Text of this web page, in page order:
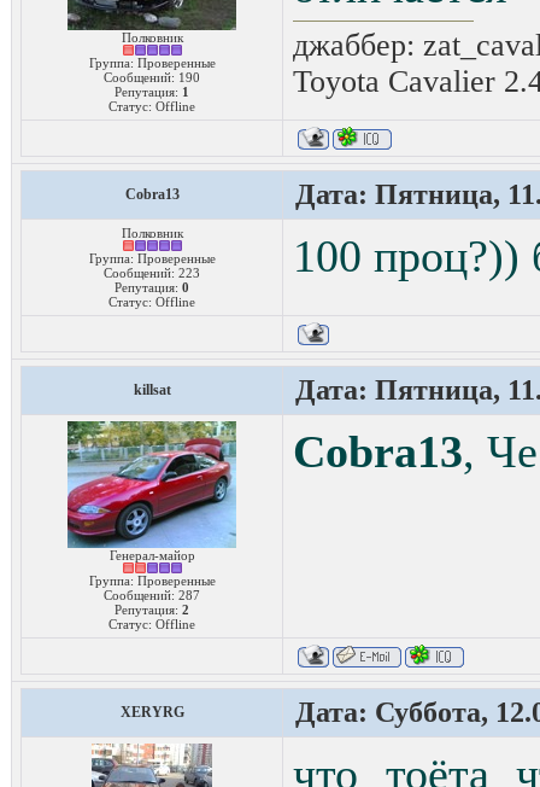
Полковник
Группа: Проверенные
Сообщений: 190
Репутация: 1
Статус: Offline
джаббер:
Toyota Cavalier
Cobra13 Дата: Пятница,
Полковник
Группа: Проверенные
Сообщений: 223
Репутация: 0
Статус: Offline
100 проц?))
killsat Дата: Пятница,
Генерал-майор
Группа: Проверенные
Сообщений: 287
Репутация: 2
Статус: Offline
Cobra13,
XERYRG Дата: Суббота,
что тоёта